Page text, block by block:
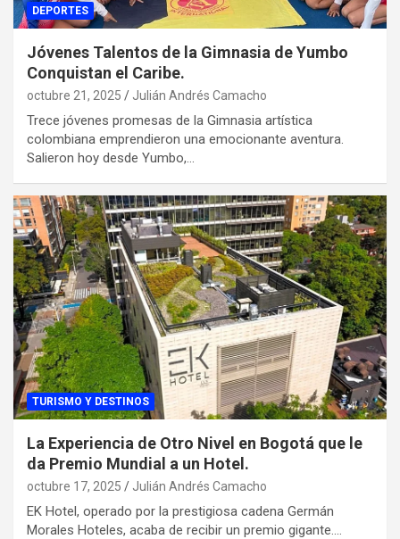
DEPORTES
Jóvenes Talentos de la Gimnasia de Yumbo
Conquistan el Caribe.
octubre 21, 2025 Julián Andrés Camacho
Trece jóvenes promesas de la Gimnasia artística
colombiana emprendieron una emocionante aventura.
Salieron hoy desde Yumbo,…
TURISMO Y DESTINOS
La Experiencia de Otro Nivel en Bogotá que le
da Premio Mundial a un Hotel.
octubre 17, 2025 Julián Andrés Camacho
EK Hotel, operado por la prestigiosa cadena Germán
Morales Hoteles, acaba de recibir un premio gigante.…